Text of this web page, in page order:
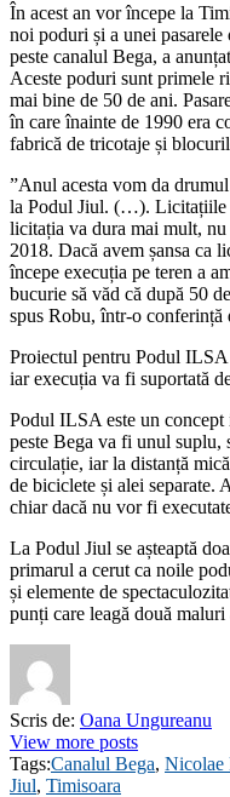
În acest an vor începe la
noi poduri și a unei
peste canalul Bega, a
Aceste poduri sunt primele
mai bine de 50 de ani.
în care înainte de 1990 era
fabrică de tricotaje și
”Anul acesta vom da
la Podul Jiul. (…). Licitațiile
licitația va dura mai mult,
2018. Dacă avem șansa ca
începe execuția pe teren a
bucurie să văd că după 50
spus Robu, într-o conferință
Proiectul pentru Podul
iar execuția va fi suportată
Podul ILSA este un
peste Bega va fi unul
circulație, iar la distanță
de biciclete și alei separate.
chiar dacă nu vor fi
La Podul Jiul se așteaptă
primarul a cerut ca noile
și elemente de
punți care leagă două
Scris de: Oana Ungureanu
View more posts
Tags:Canalul Bega, Nicolae
Jiul, Timisoara